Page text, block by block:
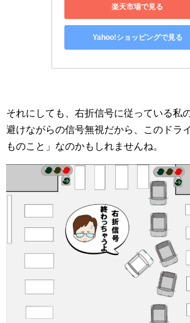
楽天市場で見る
Yahoo!ショッピングで見る
それにしても、右折信号に従っている私
避けながらの信号無視だから、このドラ
ものこと」なのかもしれませんね。